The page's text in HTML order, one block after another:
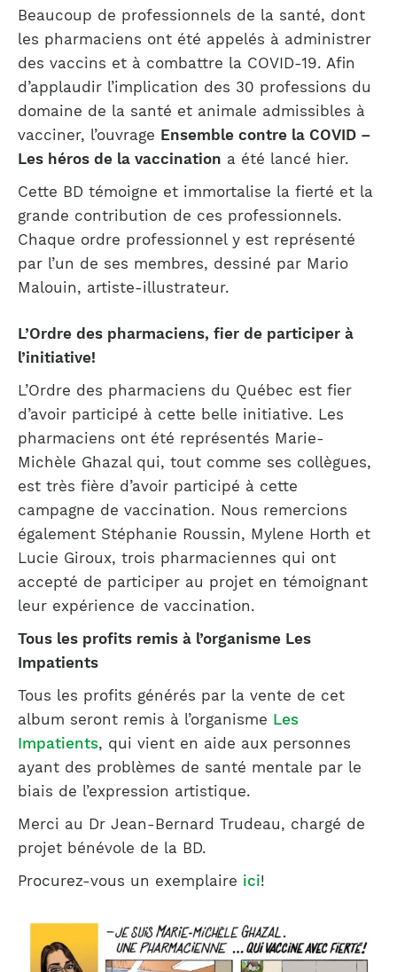
Beaucoup de professionnels de la santé, dont
les pharmaciens ont été appelés à administrer
des vaccins et à combattre la COVID-19. Afin
d’applaudir l’implication des 30 professions du
domaine de la santé et animale admissibles à
vacciner, l’ouvrage Ensemble contre la COVID –
Les héros de la vaccination a été lancé hier.
Cette BD témoigne et immortalise la fierté et la
grande contribution de ces professionnels.
Chaque ordre professionnel y est représenté
par l’un de ses membres, dessiné par Mario
Malouin, artiste-illustrateur.
L’Ordre des pharmaciens, fier de participer à
l’initiative!
L’Ordre des pharmaciens du Québec est fier
d’avoir participé à cette belle initiative. Les
pharmaciens ont été représentés Marie-
Michèle Ghazal qui, tout comme ses collègues,
est très fière d’avoir participé à cette
campagne de vaccination. Nous remercions
également Stéphanie Roussin, Mylene Horth et
Lucie Giroux, trois pharmaciennes qui ont
accepté de participer au projet en témoignant
leur expérience de vaccination.
Tous les profits remis à l’organisme Les
Impatients
Tous les profits générés par la vente de cet
album seront remis à l’organisme Les
Impatients, qui vient en aide aux personnes
ayant des problèmes de santé mentale par le
biais de l’expression artistique.
Merci au Dr Jean-Bernard Trudeau, chargé de
projet bénévole de la BD.
Procurez-vous un exemplaire ici!